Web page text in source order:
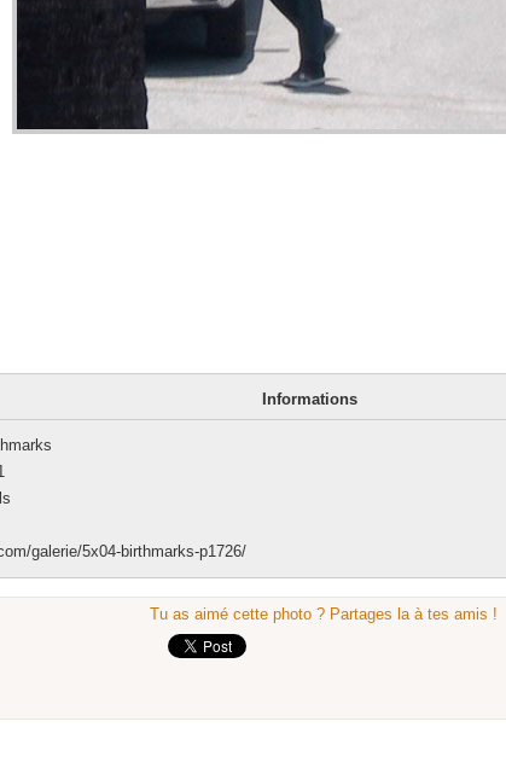
Informations
galerie/5x04-birthmarks-p1726/
Tu as aimé cette photo ? Partages la à tes amis !